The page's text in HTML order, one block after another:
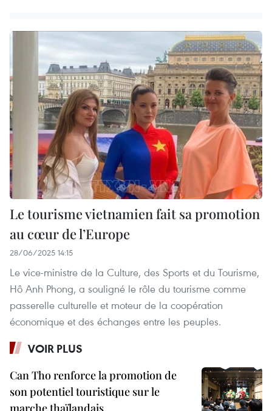
Le tourisme vietnamien fait sa promotion
au cœur de l’Europe
28/06/2025 14:15
Le vice-ministre de la Culture, des Sports et du Tourisme,
Hô Anh Phong, a souligné le rôle du tourisme comme
passerelle culturelle et moteur de la coopération
économique et des échanges entre les peuples.
VOIR PLUS
Can Tho renforce la promotion de
son potentiel touristique sur le